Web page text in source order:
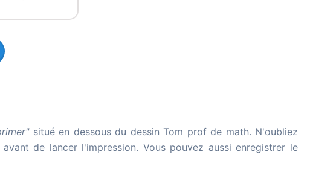
situé en dessous du dessin Tom prof de math. N'oubliez
de lancer l'impression. Vous pouvez aussi enregistrer le